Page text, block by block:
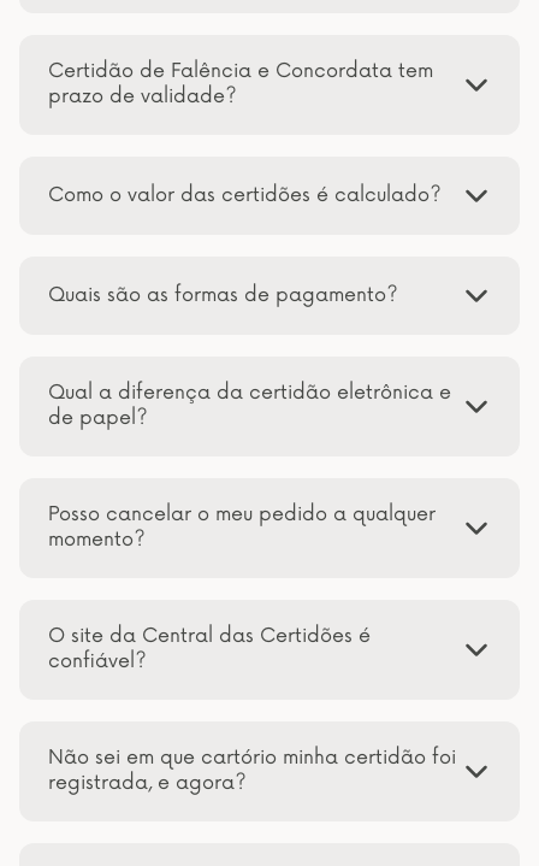
Certidão de Falência e Concordata tem
prazo de validade?
Como o valor das certidões é calculado?
Quais são as formas de pagamento?
Qual a diferença da certidão eletrônica e
de papel?
Posso cancelar o meu pedido a qualquer
momento?
O site da Central das Certidões é
confiável?
Não sei em que cartório minha certidão foi
registrada, e agora?